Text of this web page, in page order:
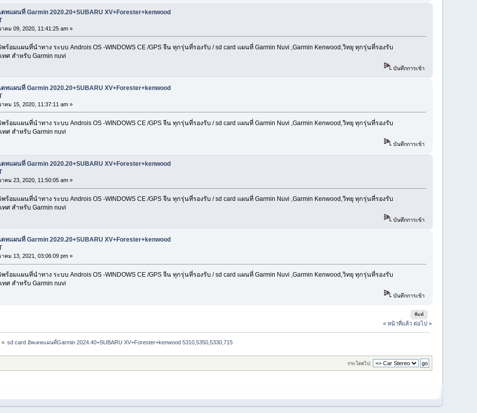
ดทแผนที่ Garmin 2020.20+SUBARU XV+Forester+kenwood
าคม 09, 2020, 11:41:25 am »
ร้อมแผนที่นำทาง ระบบ Androis OS -WINDOWS CE /GPS จีน ทุกรุ่นที่รองรับ / sd card แผนที่ Garmin Nuvi ,Garmin Kenwood,วิทยุ ทุกรุ่นที่รองรับ
ศ สำหรับ Garmin nuvi
บันทึกการเข้า
ดทแผนที่ Garmin 2020.20+SUBARU XV+Forester+kenwood
าคม 15, 2020, 11:37:11 am »
ร้อมแผนที่นำทาง ระบบ Androis OS -WINDOWS CE /GPS จีน ทุกรุ่นที่รองรับ / sd card แผนที่ Garmin Nuvi ,Garmin Kenwood,วิทยุ ทุกรุ่นที่รองรับ
ศ สำหรับ Garmin nuvi
บันทึกการเข้า
ดทแผนที่ Garmin 2020.20+SUBARU XV+Forester+kenwood
าคม 23, 2020, 11:50:05 am »
ร้อมแผนที่นำทาง ระบบ Androis OS -WINDOWS CE /GPS จีน ทุกรุ่นที่รองรับ / sd card แผนที่ Garmin Nuvi ,Garmin Kenwood,วิทยุ ทุกรุ่นที่รองรับ
ศ สำหรับ Garmin nuvi
บันทึกการเข้า
ดทแผนที่ Garmin 2020.20+SUBARU XV+Forester+kenwood
าคม 13, 2021, 03:06:09 pm »
ร้อมแผนที่นำทาง ระบบ Androis OS -WINDOWS CE /GPS จีน ทุกรุ่นที่รองรับ / sd card แผนที่ Garmin Nuvi ,Garmin Kenwood,วิทยุ ทุกรุ่นที่รองรับ
ศ สำหรับ Garmin nuvi
บันทึกการเข้า
พิมพ์
« หน้าที่แล้ว ต่อไป »
» sd card อัพเดทแผนที่Garmin 2024.40+SUBARU XV+Forester+kenwood 5310,5350,5330,715
กระโดดไป: